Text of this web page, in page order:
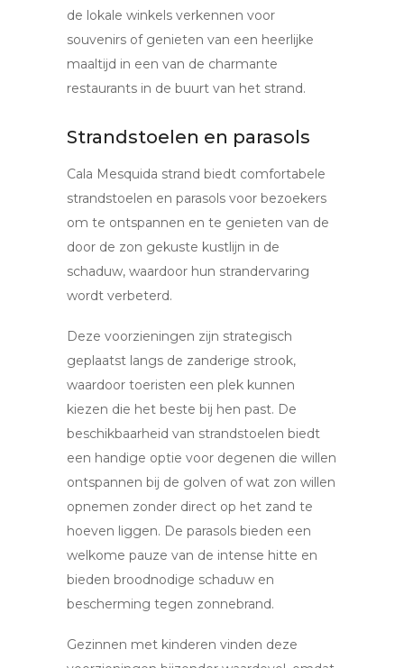
de lokale winkels verkennen voor
souvenirs of genieten van een heerlijke
maaltijd in een van de charmante
restaurants in de buurt van het strand.
Strandstoelen en parasols
Cala Mesquida strand biedt comfortabele
strandstoelen en parasols voor bezoekers
om te ontspannen en te genieten van de
door de zon gekuste kustlijn in de
schaduw, waardoor hun strandervaring
wordt verbeterd.
Deze voorzieningen zijn strategisch
geplaatst langs de zanderige strook,
waardoor toeristen een plek kunnen
kiezen die het beste bij hen past. De
beschikbaarheid van strandstoelen biedt
een handige optie voor degenen die willen
ontspannen bij de golven of wat zon willen
opnemen zonder direct op het zand te
hoeven liggen. De parasols bieden een
welkome pauze van de intense hitte en
bieden broodnodige schaduw en
bescherming tegen zonnebrand.
Gezinnen met kinderen vinden deze